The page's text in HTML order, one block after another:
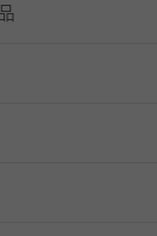
ックス・靴下
ル用ソックス
ォーマー
）